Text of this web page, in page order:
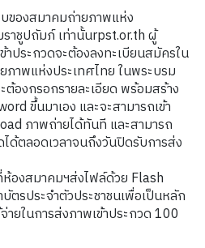
ของสมาคมถ่ายภาพแห่ง
าชูปถัมภ์ เท่านั้นrpst.or.th ผู้
าประกวดจะต้องลงทะเบียนสมัครใน
ภาพแห่งประเทศไทย ในพระบรม
องกรอกรายละเอียด พร้อมสร้าง
ขึ้นมาเอง และจะสามารถเข้า
ภาพถ่ายได้ทันที และสามารถ
ด้ตลอดเวลาจนถึงวันปิดรับการส่ง
องสมาคมฯส่งไฟล์ด้วย Flash
ตรประจำตัวประชาชนเพื่อเป็นหลัก
ายในการส่งภาพเข้าประกวด 100